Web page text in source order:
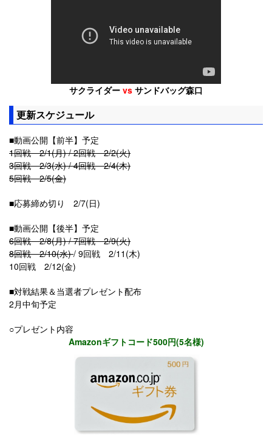
サクライダー vs サンドバッグ森口
更新スケジュール
■動画公開【前半】予定
1回戦 2/1(月) / 2回戦 2/2(火)
3回戦 2/3(水) / 4回戦 2/4(木)
5回戦 2/5(金)
■応募締め切り 2/7(日)
■動画公開【後半】予定
6回戦 2/8(月) / 7回戦 2/9(火)
8回戦 2/10(水)/ 9回戦 2/11(木)
10回戦 2/12(金)
■対戦結果＆当選者プレゼント配布
2月中旬予定
○プレゼント内容
Amazonギフトコード500円(5名様)